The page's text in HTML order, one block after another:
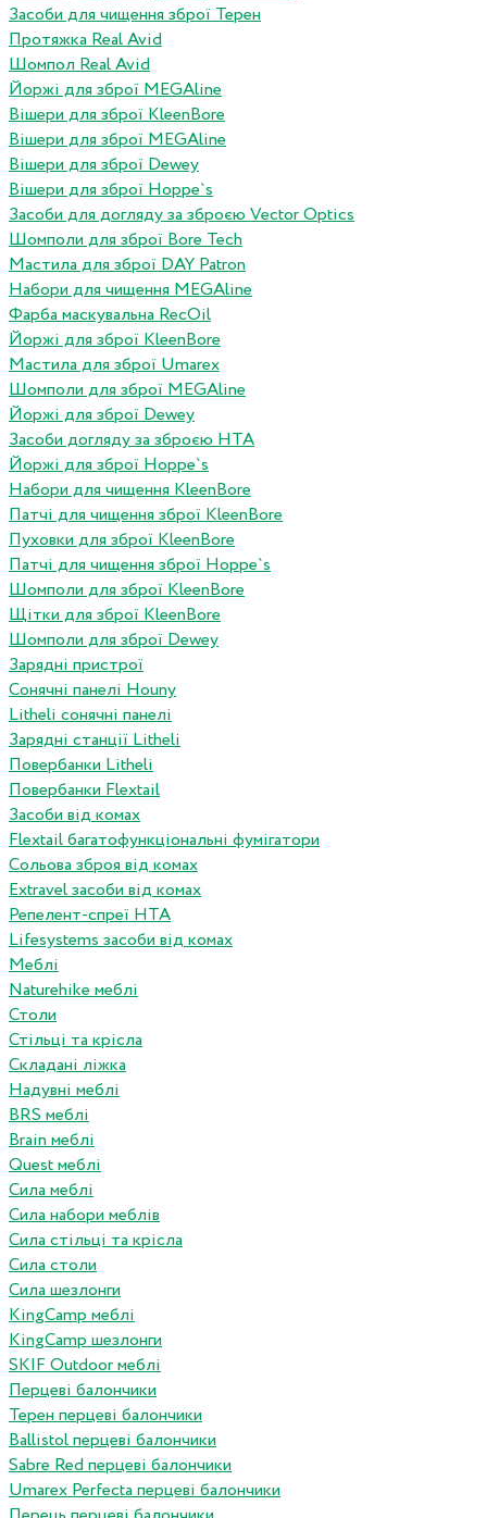
Засоби для чищення зброї Терен
Протяжка Real Avid
Шомпол Real Avid
Йоржі для зброї MEGAline
Вішери для зброї KleenBore
Вішери для зброї MEGAline
Вішери для зброї Dewey
Вішери для зброї Hoppe`s
Засоби для догляду за зброєю Vector Optics
Шомполи для зброї Bore Tech
Мастила для зброї DAY Patron
Набори для чищення MEGAline
Фарба маскувальна RecOil
Йоржі для зброї KleenBore
Мастила для зброї Umarex
Шомполи для зброї MEGAline
Йоржі для зброї Dewey
Засоби догляду за зброєю HTA
Йоржі для зброї Hoppe`s
Набори для чищення KleenBore
Патчі для чищення зброї KleenBore
Пуховки для зброї KleenBore
Патчі для чищення зброї Hoppe`s
Шомполи для зброї KleenBore
Щітки для зброї KleenBore
Шомполи для зброї Dewey
Зарядні пристрої
Сонячні панелі Houny
Litheli сонячні панелі
Зарядні станції Litheli
Повербанки Litheli
Повербанки Flextail
Засоби від комах
Flextail багатофункціональні фумігатори
Сольова зброя від комах
Extravel засоби від комах
Репелент-спреї HTA
Lifesystems засоби від комах
Меблі
Naturehike меблі
Столи
Стільці та крісла
Складані ліжка
Надувні меблі
BRS меблі
Brain меблі
Quest меблі
Сила меблі
Сила набори меблів
Сила стільці та крісла
Сила столи
Сила шезлонги
KingCamp меблі
KingCamp шезлонги
SKIF Outdoor меблі
Перцеві балончики
Терен перцеві балончики
Ballistol перцеві балончики
Sabre Red перцеві балончики
Umarex Perfecta перцеві балончики